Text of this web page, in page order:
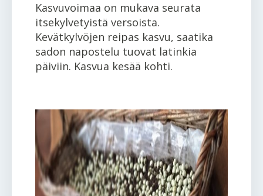
Kasvuvoimaa on mukava seurata
itsekylvetyistä versoista.
Kevätkylvöjen reipas kasvu, saatika
sadon napostelu tuovat latinkia
päiviin. Kasvua kesää kohti.